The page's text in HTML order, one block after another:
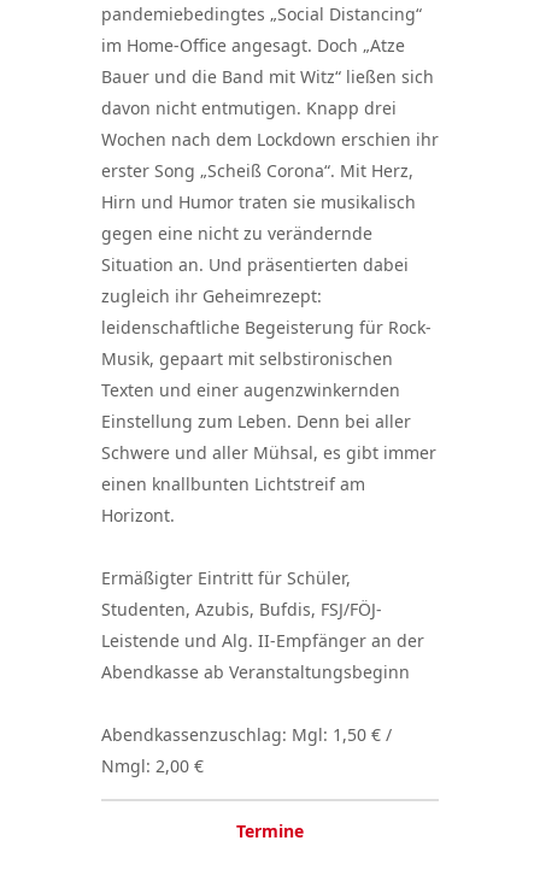
pandemiebedingtes „Social Distancing“
im Home-Office angesagt. Doch „Atze
Bauer und die Band mit Witz“ ließen sich
davon nicht entmutigen. Knapp drei
Wochen nach dem Lockdown erschien ihr
erster Song „Scheiß Corona“. Mit Herz,
Hirn und Humor traten sie musikalisch
gegen eine nicht zu verändernde
Situation an. Und präsentierten dabei
zugleich ihr Geheimrezept:
leidenschaftliche Begeisterung für Rock-
Musik, gepaart mit selbstironischen
Texten und einer augenzwinkernden
Einstellung zum Leben. Denn bei aller
Schwere und aller Mühsal, es gibt immer
einen knallbunten Lichtstreif am
Horizont.
Ermäßigter Eintritt für Schüler,
Studenten, Azubis, Bufdis, FSJ/FÖJ-
Leistende und Alg. II-Empfänger an der
Abendkasse ab Veranstaltungsbeginn
Abendkassenzuschlag: Mgl: 1,50 € /
Nmgl: 2,00 €
Termine